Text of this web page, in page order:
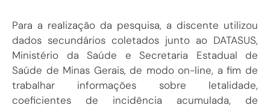
Para a realização da pesquisa, a discente utilizou
dados secundários coletados junto ao DATASUS,
Ministério da Saúde e Secretaria Estadual de
Saúde de Minas Gerais, de modo on-line, a fim de
trabalhar informações sobre letalidade,
coeficientes de incidência acumulada, de